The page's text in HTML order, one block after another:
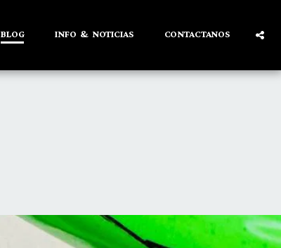
BLOG INFO & NOTICIAS CONTACTANOS